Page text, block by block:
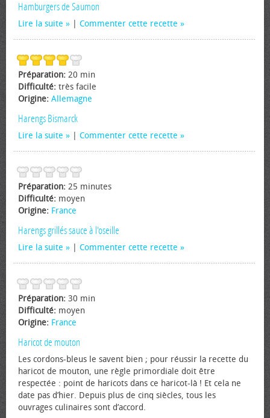
Hamburgers de Saumon
Lire la suite Commenter cette recette
Préparation: 20 min
Difficulté: très facile
Origine: Allemagne
Harengs Bismarck
Lire la suite Commenter cette recette
Préparation: 25 minutes
Difficulté: moyen
Origine: France
Harengs grillés sauce à l'oseille
Lire la suite Commenter cette recette
Préparation: 30 min
Difficulté: moyen
Origine: France
Haricot de mouton
Les cordons-bleus le savent bien ; pour réussir la recette du
haricot de mouton, une règle primordiale doit être
respectée : point de haricots dans ce haricot-là ! Et cela ne
date pas d’hier. Depuis plus de cinq siècles, tous les
ouvrages culinaires sont d’accord.